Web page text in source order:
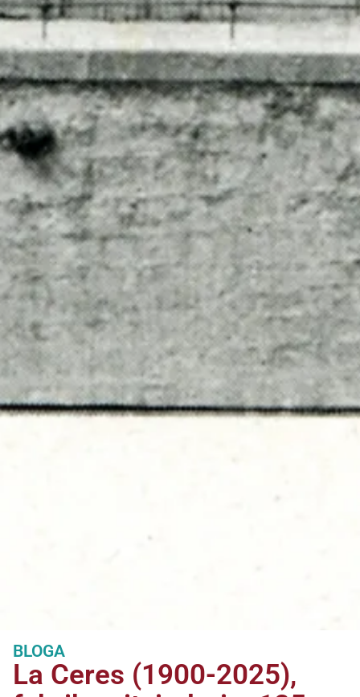
BLOGA
La Ceres (1900-2025),